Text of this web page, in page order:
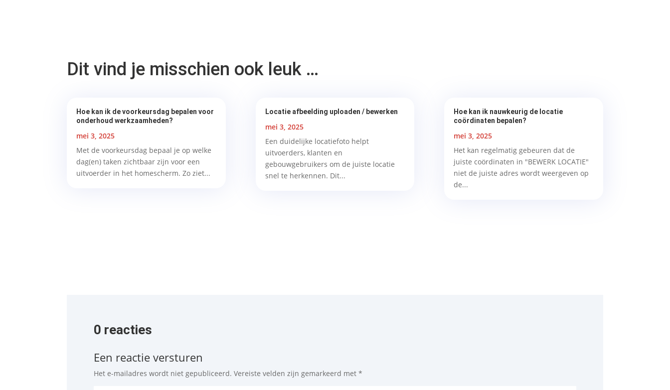
Dit vind je misschien ook leuk …
Hoe kan ik de voorkeursdag bepalen voor
onderhoud werkzaamheden?
mei 3, 2025
Met de voorkeursdag bepaal je op welke
dag(en) taken zichtbaar zijn voor een
uitvoerder in het homescherm. Zo ziet...
Locatie afbeelding uploaden / bewerken
mei 3, 2025
Een duidelijke locatiefoto helpt
uitvoerders, klanten en
gebouwgebruikers om de juiste locatie
snel te herkennen. Dit...
Hoe kan ik nauwkeurig de locatie
coördinaten bepalen?
mei 3, 2025
Het kan regelmatig gebeuren dat de
juiste coördinaten in "BEWERK LOCATIE"
niet de juiste adres wordt weergeven op
de...
0 reacties
Een reactie versturen
Het e-mailadres wordt niet gepubliceerd. Vereiste velden zijn gemarkeerd met*